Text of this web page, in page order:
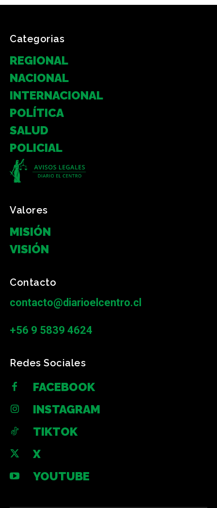
Categorias
REGIONAL
NACIONAL
INTERNACIONAL
POLÍTICA
SALUD
POLICIAL
Valores
MISIÓN
VISIÓN
Contacto
contacto@diarioelcentro.cl
+56 9 5839 4624
Redes Sociales
FACEBOOK
INSTAGRAM
TIKTOK
X
YOUTUBE